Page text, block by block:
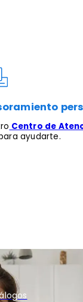
Centro de
ayudarte.